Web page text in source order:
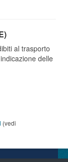
al trasporto
delle
(vedi